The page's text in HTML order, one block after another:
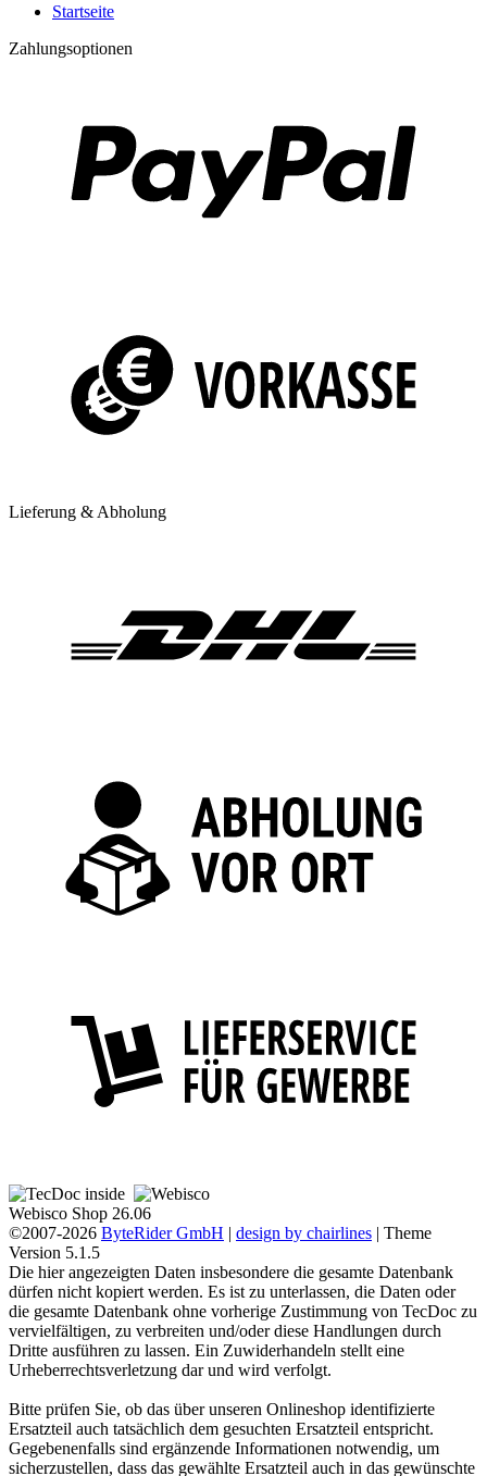
Startseite
Zahlungsoptionen
Lieferung & Abholung
Webisco Shop 26.06
©2007-2026 ByteRider GmbH | design by chairlines | Theme
Version 5.1.5
Die hier angezeigten Daten insbesondere die gesamte Datenbank
dürfen nicht kopiert werden. Es ist zu unterlassen, die Daten oder
die gesamte Datenbank ohne vorherige Zustimmung von TecDoc zu
vervielfältigen, zu verbreiten und/oder diese Handlungen durch
Dritte ausführen zu lassen. Ein Zuwiderhandeln stellt eine
Urheberrechtsverletzung dar und wird verfolgt.
Bitte prüfen Sie, ob das über unseren Onlineshop identifizierte
Ersatzteil auch tatsächlich dem gesuchten Ersatzteil entspricht.
Gegebenenfalls sind ergänzende Informationen notwendig, um
sicherzustellen, dass das gewählte Ersatzteil auch in das gewünschte